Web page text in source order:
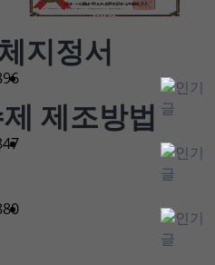
지정서
제조방법